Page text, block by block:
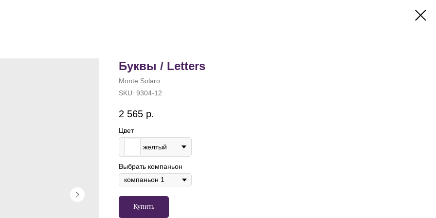
Буквы / Letters
Monte Solaro
SKU: 9304-12
2 565 р.
Цвет
желтый
Выбрать компаньон
Купить